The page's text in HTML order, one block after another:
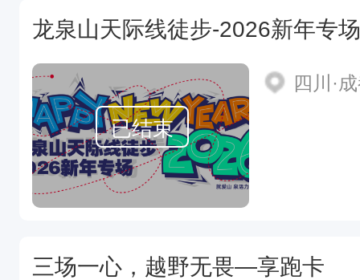
龙泉山天际线徒步-2026新年专场
已结束
四川·
三场一心，越野无畏—享跑卡